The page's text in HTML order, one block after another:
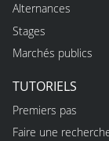
Alternances
Stages
Marchés publics
TUTORIELS
Premiers pas
Faire une